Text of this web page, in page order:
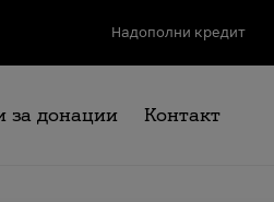
Надополни кредит
за донации Контакт